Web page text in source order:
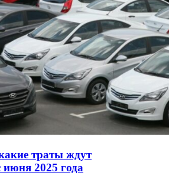
траты ждут
июня 2025 года